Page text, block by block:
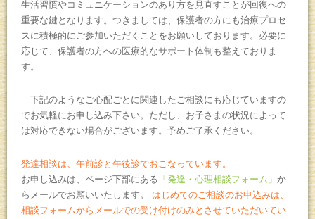
生活習慣やコミュニケーションのあり方を見直すことが回復への
重要な鍵となります。つきましては、保護者の方にも治療プロセ
スに積極的にご参加いただくことをお願いしております。必要に
応じて、保護者の方への医療的なサポート体制も整えておりま
す。
下記のようなご心配ごとに関連したご相談にも応じていますの
でお気軽にお申し込み下さい。ただし、お子さまの状況によって
は対応できない場合がございます。予めご了承ください。
発達相談は、午前診と午後診でおこなっています。
お申し込みは、ページ下部にある 「発達・心理相談フォーム」 か
らメールでお願いいたします。 はじめてのご相談のお申込みは、
相談フォームからメールでの受け付けのみとさせていただいてい